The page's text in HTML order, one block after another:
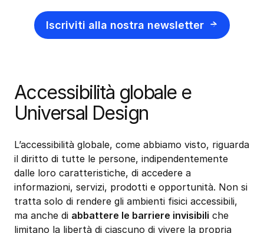
Iscriviti alla nostra newsletter
Accessibilità globale e
Universal Design
L’accessibilità globale, come abbiamo visto, riguarda
il diritto di tutte le persone, indipendentemente
dalle loro caratteristiche, di accedere a
informazioni, servizi, prodotti e opportunità. Non si
tratta solo di rendere gli ambienti fisici accessibili,
ma anche di abbattere le barriere invisibili che
limitano la libertà di ciascuno di vivere la propria